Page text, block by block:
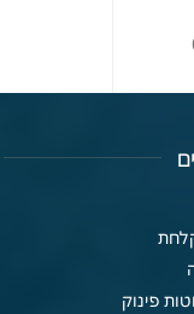
פינוק